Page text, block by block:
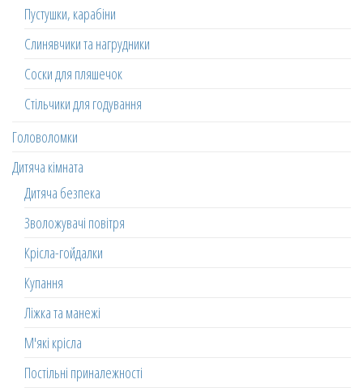
Пустушки, карабіни
Слинявчики та нагрудники
Соски для пляшечок
Стільчики для годування
Головоломки
Дитяча кімната
Дитяча безпека
Зволожувачі повітря
Крісла-гойдалки
Купання
Ліжка та манежі
М'які крісла
Постільні приналежності